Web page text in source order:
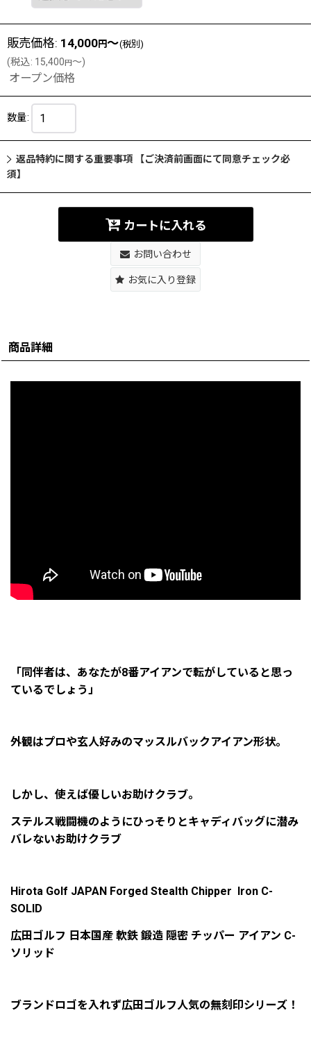
販売価格: 14,000円～(税別)
(税込: 15,400 円 ～)
オープン価格
数量:
返品特約に関する重要事項 【ご決済前画面にて同意チェック必
須】
カートに入れる
お問い合わせ
お気に入り登録
商品詳細
「同伴者は、あなたが8番アイアンで転がしていると思っ
ているでしょう」
外観はプロや玄人好みのマッスルバックアイアン形状。
しかし、使えば優しいお助けクラブ。
ステルス戦闘機のようにひっそりとキャディバッグに潜み
バレないお助けクラブ
Hirota Golf JAPAN Forged Stealth Chipper Iron C-
SOLID
広田ゴルフ 日本国産 軟鉄 鍛造 隠密 チッパー アイアン C-
ソリッド
ブランドロゴを入れず広田ゴルフ人気の無刻印シリーズ！